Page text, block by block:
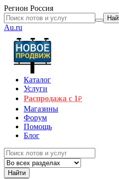
Регион Россия
Au.ru
Каталог
Услуги
Распродажа с 1₽
Магазины
Форум
Помощь
Блог
Найти